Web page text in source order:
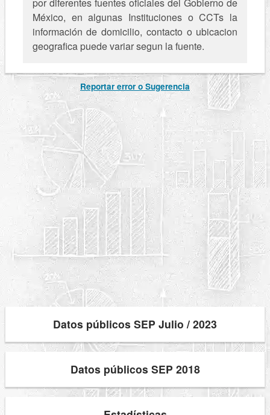
por diferentes fuentes oficiales del Gobierno de
México, en algunas Instituciones o CCTs la
información de domicilio, contacto o ubicacion
geografica puede variar segun la fuente.
Reportar error o Sugerencia
Datos públicos SEP Julio / 2023
Datos públicos SEP 2018